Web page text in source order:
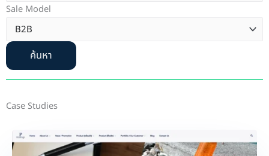
Sale Model
ค้นหา
Case Studies